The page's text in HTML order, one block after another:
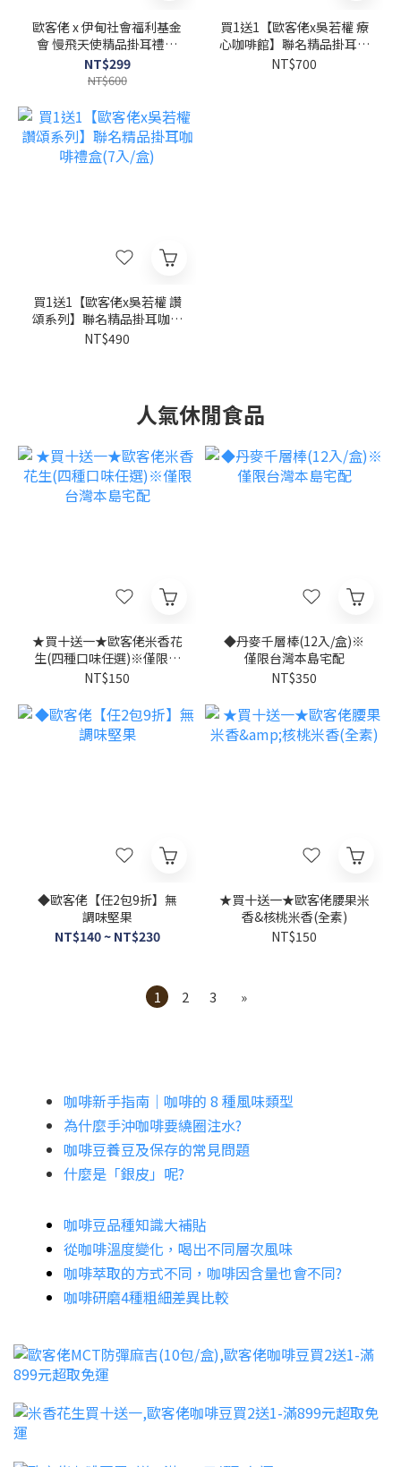
歐客佬 x 伊甸社會福利基金
會 慢飛天使精品掛耳禮盒
(10包/盒)附提繩
NT$299
NT$600
買1送1【歐客佬x吳若權 療
心咖啡館】聯名精品掛耳禮
盒(10入/盒)附提繩
NT$700
買1送1【歐客佬x吳若權 讚
頌系列】聯名精品掛耳咖啡
禮盒(7入/盒)
NT$490
人氣休閒食品
★買十送一★歐客佬米香花
生(四種口味任選)※僅限台
灣本島宅配
NT$150
◆丹麥千層棒(12入/盒)※
僅限台灣本島宅配
NT$350
◆歐客佬【任2包9折】無
調味堅果
NT$140 ~ NT$230
★買十送一★歐客佬腰果米
香&核桃米香(全素)
NT$150
1 2 3 »
咖啡新手指南│咖啡的 8 種風味類型
為什麼手沖咖啡要繞圈注水?
咖啡豆養豆及保存的常見問題
什麼是「銀皮」呢?
咖啡豆品種知識大補貼
從咖啡溫度變化，喝出不同層次風味
咖啡萃取的方式不同，咖啡因含量也會不同?
咖啡研磨4種粗細差異比較